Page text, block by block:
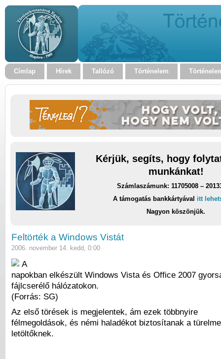
Címlap Hírek Tallózó Történelem
Kérjük, segíts, hogy
munkánkat!
Számlaszámunk: 11705008 –
A támogatás bankkártyával itt
Nagyon köszönjük.
Feltörték a Windows Vistát
2006. november 14. kedd, 0:00
A
napokban elkészült Windows Vista és Office 2007
fájlcserélő hálózatokon.
(Forrás: SG)
Az első törések is megjelentek, ám ezek többnyire
félmegoldások, és némi haladékot biztosítanak a
letöltőknek.